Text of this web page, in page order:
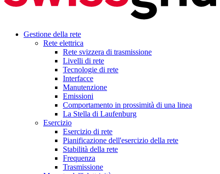
Gestione della rete
Rete elettrica
Rete svizzera di trasmissione
Livelli di rete
Tecnologie di rete
Interfacce
Manutenzione
Emissioni
Comportamento in prossimità di una linea
La Stella di Laufenburg
Esercizio
Esercizio di rete
Pianificazione dell'esercizio della rete
Stabilità della rete
Frequenza
Trasmissione